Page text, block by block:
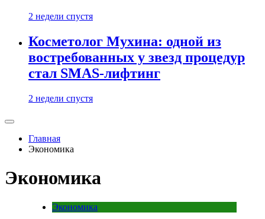
2 недели спустя
Косметолог Мухина: одной из
востребованных у звезд процедур
стал SMAS-лифтинг
2 недели спустя
Главная
Экономика
Экономика
Экономика